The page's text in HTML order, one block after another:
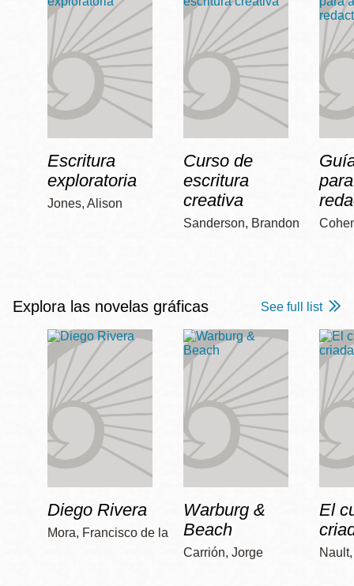
Escritura
exploratoria
Jones, Alison
Curso de
escritura
creativa
Sanderson, Brandon
Explora las novelas gráficas See full list
Diego Rivera
Mora, Francisco de la
Warburg &
Beach
Carrión, Jorge
El